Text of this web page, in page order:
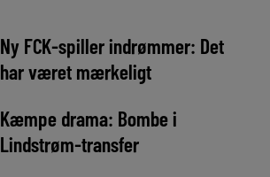
Ny FCK-spiller indrømmer: Det
har været mærkeligt
Kæmpe drama: Bombe i
Lindstrøm-transfer